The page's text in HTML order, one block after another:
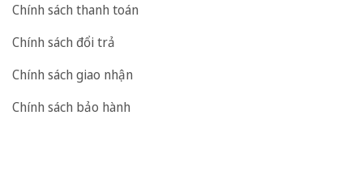
Chính sách thanh toán
Chính sách đổi trả
Chính sách giao nhận
Chính sách bảo hành